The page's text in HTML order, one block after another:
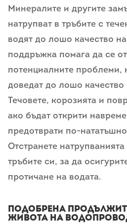
Минералите и другите
натрупват в тръбите с
водят до лошо качество
поддръжка помага да се
потенциалните проблеми,
доведат до лошо качество
Течовете, корозията и
ако бъдат открити
предотврати по-
Отстранете натрупванията
тръбите си, за да
протичане на водата.
Подобрена
живота на